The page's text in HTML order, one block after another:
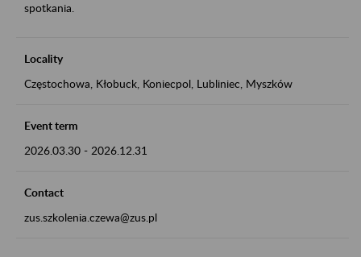
spotkania.
Locality
Częstochowa, Kłobuck, Koniecpol, Lubliniec, Myszków
Event term
2026.03.30 - 2026.12.31
Contact
zus.szkolenia.czewa@zus.pl